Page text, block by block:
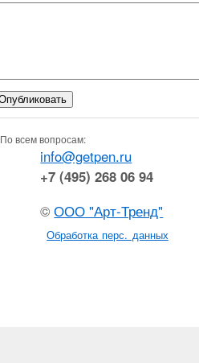
По всем вопросам:
info@getpen.ru
+7 (495) 268 06 94
©ООО "Арт-Тренд"
Обработка перс. данных